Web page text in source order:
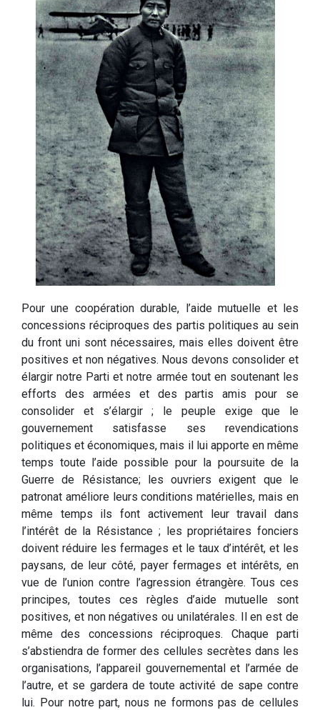
Pour une coopération durable, l’aide mutuelle et les
concessions réciproques des partis politiques au sein
du front uni sont nécessaires, mais elles doivent être
positives et non négatives. Nous devons consolider et
élargir notre Parti et notre armée tout en soutenant les
efforts des armées et des partis amis pour se
consolider et s’élargir ; le peuple exige que le
gouvernement satisfasse ses revendications
politiques et économiques, mais il lui apporte en même
temps toute l’aide possible pour la poursuite de la
Guerre de Résistance; les ouvriers exigent que le
patronat améliore leurs conditions matérielles, mais en
même temps ils font activement leur travail dans
l’intérêt de la Résistance ; les propriétaires fonciers
doivent réduire les fermages et le taux d’intérêt, et les
paysans, de leur côté, payer fermages et intérêts, en
vue de l’union contre l’agression étrangère. Tous ces
principes, toutes ces règles d’aide mutuelle sont
positives, et non négatives ou unilatérales. Il en est de
même des concessions réciproques. Chaque parti
s’abstiendra de former des cellules secrètes dans les
organisations, l’appareil gouvernemental et l’armée de
l’autre, et se gardera de toute activité de sape contre
lui. Pour notre part, nous ne formons pas de cellules